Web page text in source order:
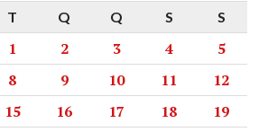
T Q Q S S
1 2 3 4
5
8 9 10 11
12
15 16 17 18
19